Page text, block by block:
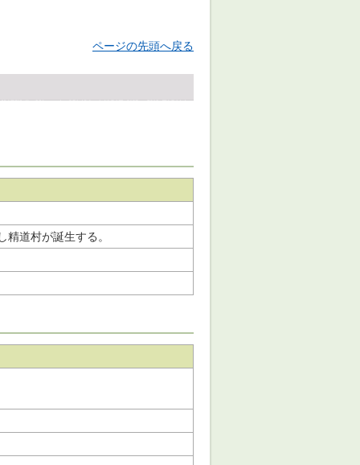
ページの先頭へ戻る
道村が誕生する。